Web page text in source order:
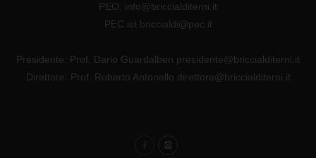
PEO: info@briccialditerni.it
PEC ist.briccialdi@pec.it
Presidente: Prof. Dario Guardalben presidente@briccialditerni.it
Direttore: Prof. Roberto Antonello direttore@briccialditerni.it